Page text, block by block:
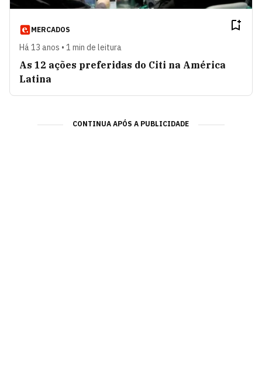
MERCADOS
Há 13 anos • 1 min de leitura
As 12 ações preferidas do Citi na América
Latina
CONTINUA APÓS A PUBLICIDADE